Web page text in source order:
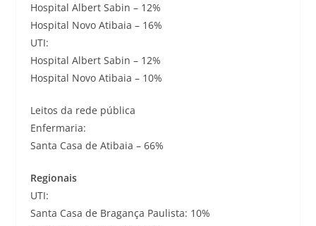
Hospital Albert Sabin – 12%
Hospital Novo Atibaia – 16%
UTI:
Hospital Albert Sabin – 12%
Hospital Novo Atibaia – 10%
Leitos da rede pública
Enfermaria:
Santa Casa de Atibaia – 66%
Regionais
UTI:
Santa Casa de Bragança Paulista: 10%